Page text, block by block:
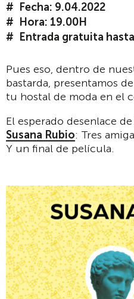
Fecha: 9.04.2022
Hora: 19.00H
Entrada gratuita
Pues eso, dentro de
bastarda, presentamos
tu hostal de moda en el
El esperado desenlace
Susana Rubio: Tres
Y un final de película.